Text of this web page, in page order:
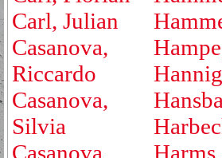
Carl, Julian
Casanova,
Riccardo
Casanova,
Silvia
Casanova,